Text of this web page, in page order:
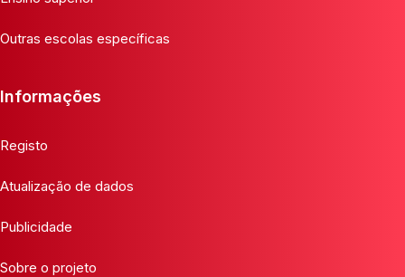
Outras escolas específicas
Informações
Registo
Atualização de dados
Publicidade
Sobre o projeto